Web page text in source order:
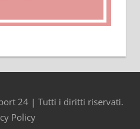
24 | Tutti i diritti riservati.
Policy